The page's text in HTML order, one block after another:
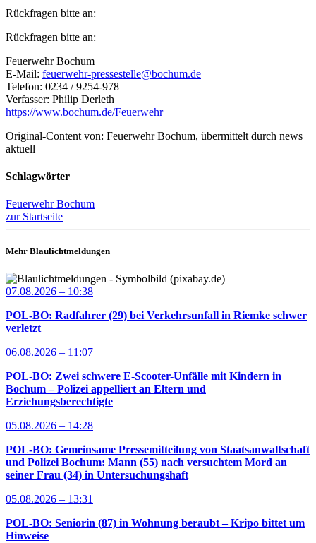
Rückfragen bitte an:
Rückfragen bitte an:
Feuerwehr Bochum
E-Mail: feuerwehr-pressestelle@bochum.de
Telefon: 0234 / 9254-978
Verfasser: Philip Derleth
https://www.bochum.de/Feuerwehr
Original-Content von: Feuerwehr Bochum, übermittelt durch news
aktuell
Schlagwörter
Feuerwehr Bochum
zur Startseite
Mehr Blaulichtmeldungen
07.08.2026 – 10:38
POL-BO: Radfahrer (29) bei Verkehrsunfall in Riemke schwer
verletzt
06.08.2026 – 11:07
POL-BO: Zwei schwere E-Scooter-Unfälle mit Kindern in
Bochum – Polizei appelliert an Eltern und
Erziehungsberechtigte
05.08.2026 – 14:28
POL-BO: Gemeinsame Pressemitteilung von Staatsanwaltschaft
und Polizei Bochum: Mann (55) nach versuchtem Mord an
seiner Frau (34) in Untersuchungshaft
05.08.2026 – 13:31
POL-BO: Seniorin (87) in Wohnung beraubt – Kripo bittet um
Hinweise